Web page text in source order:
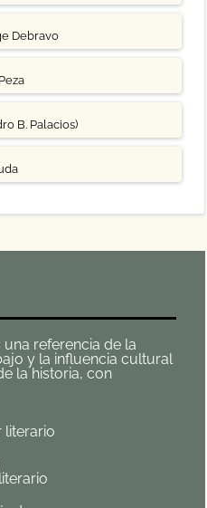
Debravo
B. Palacios)
una referencia de la
y la influencia cultural
la historia, con
literario